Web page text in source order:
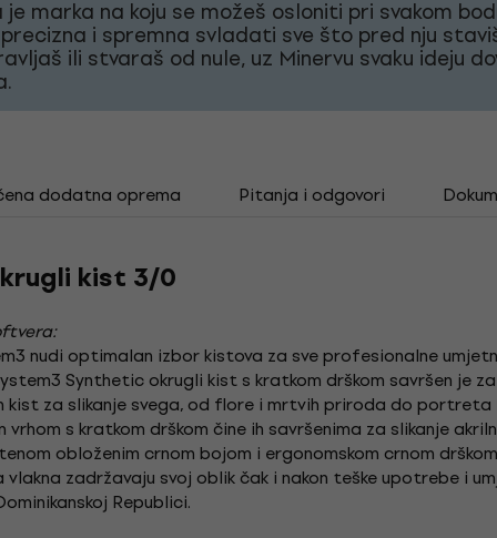
je marka na koju se možeš osloniti pri svakom
i spremna svladati sve što pred nju
ili stvaraš od nule, uz Minervu svaku ideju
dodatna oprema Pitanja i odgovori
kist 3/0
nudi optimalan izbor kistova za sve profesionalne
Synthetic okrugli kist s kratkom drškom savršen je
kist za slikanje svega, od flore i mrtvih priroda do
s kratkom drškom čine ih savršenima za slikanje
obloženim crnom bojom i ergonomskom crnom
zadržavaju svoj oblik čak i nakon teške upotrebe i
Republici.